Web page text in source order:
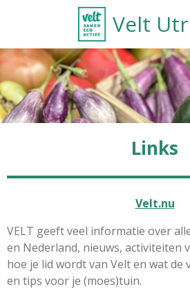
naar
hoofdinhoud
Velt
Links
Velt.nu
VELT geeft veel informatie over
en Nederland, nieuws, activiteiten
hoe je lid wordt van Velt en wat de
en tips voor je (moes)tuin.